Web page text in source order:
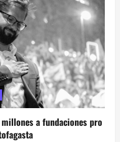
a fundaciones pro